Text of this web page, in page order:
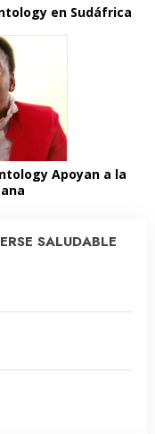
en Sudáfrica
Apoyan a la
SALUDABLE